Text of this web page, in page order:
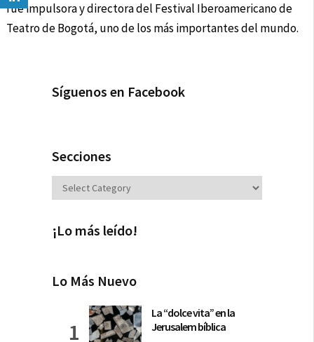
fue impulsora y directora del Festival Iberoamericano de
Teatro de Bogotá, uno de los más importantes del mundo.
Síguenos en Facebook
Secciones
Secciones
¡Lo más leído!
Lo Más Nuevo
La “dolce vita” en la
Jerusalem bíblica